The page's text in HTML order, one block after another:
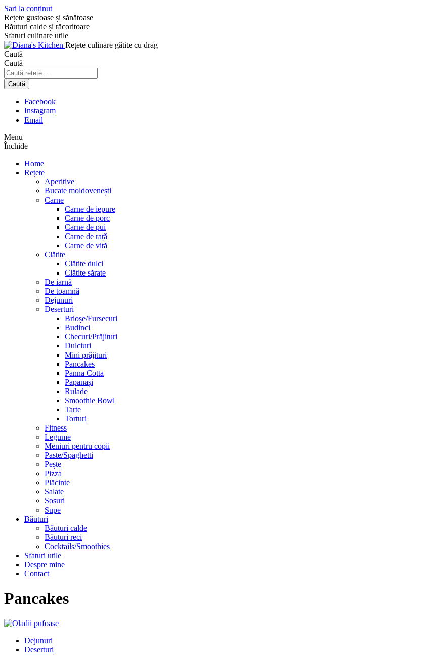
Sari la conținut
Rețete gustoase și sănătoase
Băuturi calde și răcoritoare
Sfaturi culinare utile
Rețete culinare gătite cu drag
Caută
Caută
Caută
Facebook
Instagram
Email
Menu
Închide
Home
Rețete
Aperitive
Bucate moldovenești
Carne
Carne de iepure
Carne de porc
Carne de pui
Carne de rață
Carne de vită
Clătite
Clătite dulci
Clătite sărate
De iarnă
De toamnă
Dejunuri
Deserturi
Brioșe/Fursecuri
Budinci
Checuri/Prăjituri
Dulciuri
Mini prăjituri
Pancakes
Panna Cotta
Papanași
Rulade
Smoothie Bowl
Tarte
Torturi
Fitness
Legume
Meniuri pentru copii
Paste/Spaghetti
Pește
Pizza
Plăcinte
Salate
Sosuri
Supe
Băuturi
Băuturi calde
Băuturi reci
Cocktails/Smoothies
Sfaturi utile
Despre mine
Contact
Pancakes
Dejunuri
Deserturi